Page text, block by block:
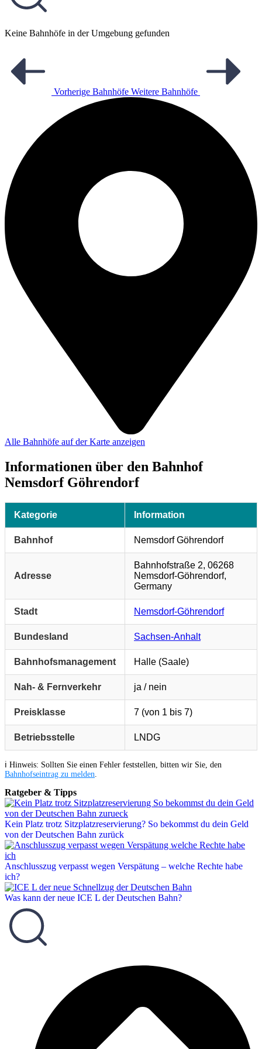
Keine Bahnhöfe in der Umgebung gefunden
Vorherige Bahnhöfe Weitere Bahnhöfe
Alle Bahnhöfe auf der Karte anzeigen
Informationen über den Bahnhof
Nemsdorf Göhrendorf
Kategorie Information
Bahnhof Nemsdorf Göhrendorf
Adresse
Bahnhofstraße 2, 06268
Nemsdorf-Göhrendorf,
Germany
Stadt Nemsdorf-Göhrendorf
Bundesland Sachsen-Anhalt
Bahnhofsmanagement Halle (Saale)
Nah- & Fernverkehr ja / nein
Preisklasse 7 (von 1 bis 7)
Betriebsstelle LNDG
ℹ️ Hinweis: Sollten Sie einen Fehler feststellen, bitten wir Sie, den
Bahnhofseintrag zu melden
Ratgeber & Tipps
Kein Platz trotz Sitzplatzreservierung? So bekommst du dein Geld
von der Deutschen Bahn zurück
Anschlusszug verpasst wegen Verspätung – welche Rechte habe
ich?
Was kann der neue ICE L der Deutschen Bahn?